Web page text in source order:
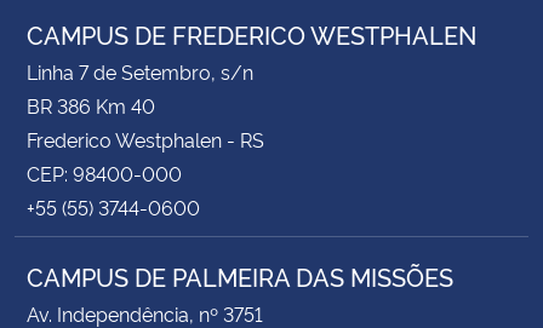
CAMPUS DE FREDERICO WESTPHALEN
Linha 7 de Setembro, s/n
BR 386 Km 40
Frederico Westphalen - RS
CEP: 98400-000
+55 (55) 3744-0600
CAMPUS DE PALMEIRA DAS MISSÕES
Av. Independência, nº 3751